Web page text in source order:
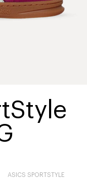
ASICS SPORTSTYLE